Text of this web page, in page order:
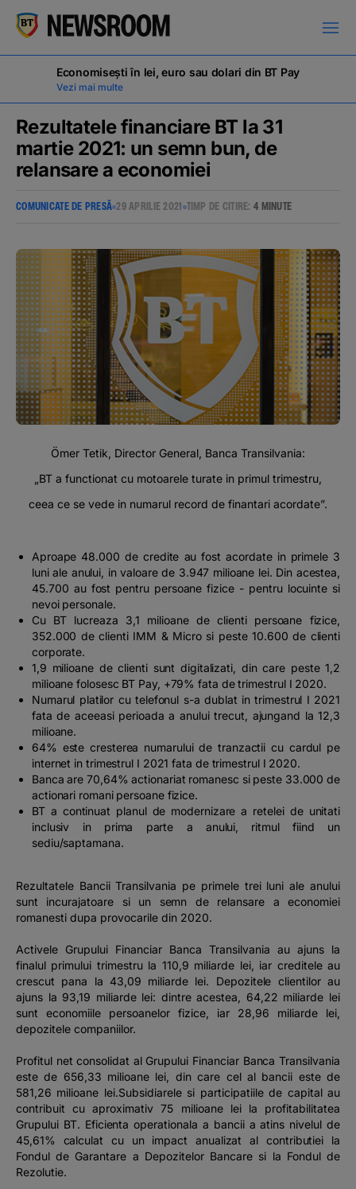
NOUTĂȚI
ANUNȚURI
#BTVOICE
BLOG
Economisești în lei, euro sau dolari din BT Pay
Vezi mai multe
Rezultatele financiare BT la 31
martie 2021: un semn bun, de
relansare a economiei
COMUNICATE DE PRESĂ 29 APRILIE 2021 TIMP DE CITIRE:4 MINUTE
Ömer Tetik, Director General, Banca Transilvania:
„BT a functionat cu motoarele turate in primul trimestru,
ceea ce se vede in numarul record de finantari acordate”.
Aproape 48.000 de credite au fost acordate in primele 3
luni ale anului, in valoare de 3.947 milioane lei. Din acestea,
45.700 au fost pentru persoane fizice - pentru locuinte si
nevoi personale.
Cu BT lucreaza 3,1 milioane de clienti persoane fizice,
352.000 de clienti IMM & Micro si peste 10.600 de clienti
corporate.
1,9 milioane de clienti sunt digitalizati, din care peste 1,2
milioane folosesc BT Pay, +79% fata de trimestrul I 2020.
Numarul platilor cu telefonul s-a dublat in trimestrul I 2021
fata de aceeasi perioada a anului trecut, ajungand la 12,3
milioane.
64% este cresterea numarului de tranzactii cu cardul pe
internet in trimestrul I 2021 fata de trimestrul I 2020.
Banca are 70,64% actionariat romanesc si peste 33.000 de
actionari romani persoane fizice.
BT a continuat planul de modernizare a retelei de unitati
inclusiv in prima parte a anului, ritmul fiind un
sediu/saptamana.
Rezultatele Bancii Transilvania pe primele trei luni ale anului
sunt incurajatoare si un semn de relansare a economiei
romanesti dupa provocarile din 2020.
Activele Grupului Financiar Banca Transilvania au ajuns la
finalul primului trimestru la 110,9 miliarde lei, iar creditele au
crescut pana la 43,09 miliarde lei. Depozitele clientilor au
ajuns la 93,19 miliarde lei: dintre acestea, 64,22 miliarde lei
sunt economiile persoanelor fizice, iar 28,96 miliarde lei,
depozitele companiilor.
Profitul net consolidat al Grupului Financiar Banca Transilvania
este de 656,33 milioane lei, din care cel al bancii este de
581,26 milioane lei.Subsidiarele si participatiile de capital au
contribuit cu aproximativ 75 milioane lei la profitabilitatea
Grupului BT. Eficienta operationala a bancii a atins nivelul de
45,61% calculat cu un impact anualizat al contributiei la
Fondul de Garantare a Depozitelor Bancare si la Fondul de
Rezolutie.